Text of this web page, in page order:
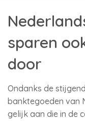
sparen
door
Ondanks de
banktegoeden van
gelijk aan die in de